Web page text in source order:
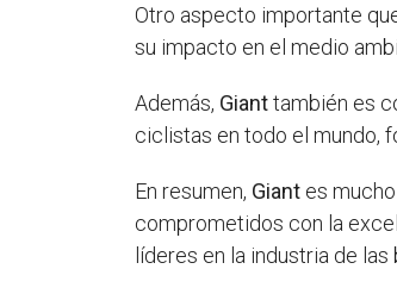
Otro aspecto importante
su impacto en el medio
Además, Gianttambién es
ciclistas en todo el mundo,
En resumen, Giant es
comprometidos con la
líderes en la industria de las